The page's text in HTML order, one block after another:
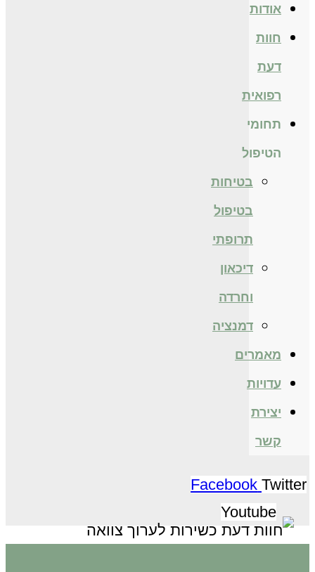
אודות
חוות
דעת
רפואית
תחומי
הטיפול
בטיחות
בטיפול
תרופתי
דיכאון
וחרדה
דמנציה
מאמרים
עדויות
יצירת
קשר
Facebook Twitter
Youtube